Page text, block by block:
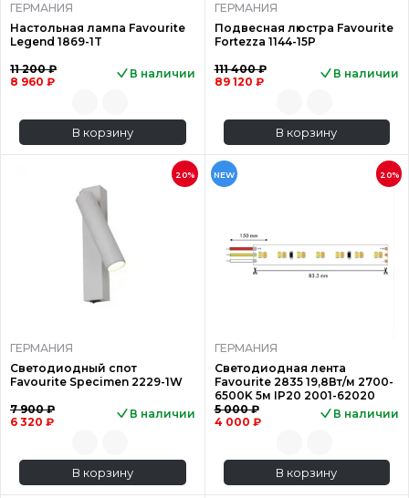
ГЕРМАНИЯ
Настольная лампа Favourite
Legend 1869-1T
11 200 ₽
8 960 ₽
В наличии
В корзину
ГЕРМАНИЯ
Подвесная люстра Favourite
Fortezza 1144-15P
111 400 ₽
89 120 ₽
В наличии
В корзину
20%
ГЕРМАНИЯ
Светодиодный спот
Favourite Specimen 2229-1W
7 900 ₽
6 320 ₽
В наличии
В корзину
NEW 20%
ГЕРМАНИЯ
Светодиодная лента
Favourite 2835 19,8Вт/м 2700-
6500K 5м IP20 2001-62020
5 000 ₽
4 000 ₽
В наличии
В корзину